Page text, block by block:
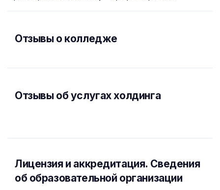
Отзывы о колледже
Отзывы об услугах холдинга
Лицензия и аккредитация. Cведения
об образовательной организации